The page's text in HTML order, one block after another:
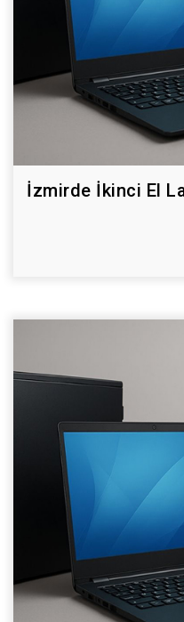
İzmirde İkinci El